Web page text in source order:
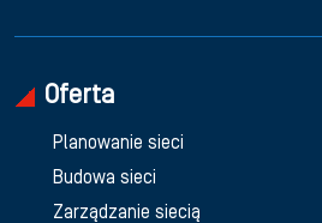
Oferta
Planowanie sieci
Budowa sieci
Zarządzanie siecią